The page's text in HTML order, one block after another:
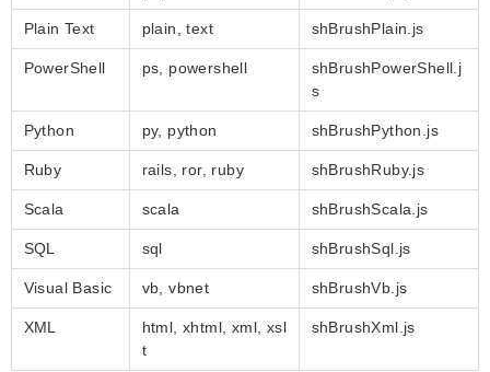
Plain Text plain, text shBrushPlain.js
PowerShell ps, powershell
shBrushPowerShell.j
s
Python py, python shBrushPython.js
Ruby rails, ror, ruby shBrushRuby.js
Scala scala shBrushScala.js
SQL sql shBrushSql.js
Visual Basic vb, vbnet shBrushVb.js
XML
html, xhtml, xml, xsl
t
shBrushXml.js